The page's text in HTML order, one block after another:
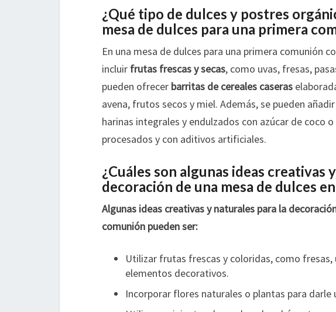
¿Qué tipo de dulces y postres
mesa de dulces para una primera
En una mesa de dulces para una primera comunión
incluir frutas frescas y secas, como uvas, fresas,
pueden ofrecer barritas de cereales caseras
avena, frutos secos y miel. Además, se pueden añadir
harinas integrales y endulzados con azúcar de coco
procesados y con aditivos artificiales.
¿Cuáles son algunas ideas creativas
decoración de una mesa de dulces
Algunas ideas creativas y naturales para la
comunión pueden ser:
Utilizar frutas frescas y coloridas, como fresas,
elementos decorativos.
Incorporar flores naturales o plantas para darle